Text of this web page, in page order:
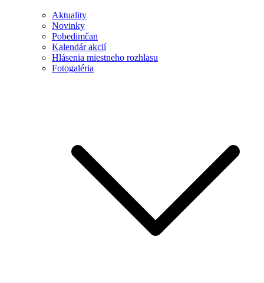
Aktuality
Novinky
Pobedimčan
Kalendár akcií
Hlásenia miestneho rozhlasu
Fotogaléria